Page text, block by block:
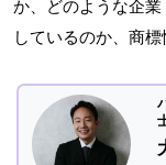
か、どのような企
しているのか、商